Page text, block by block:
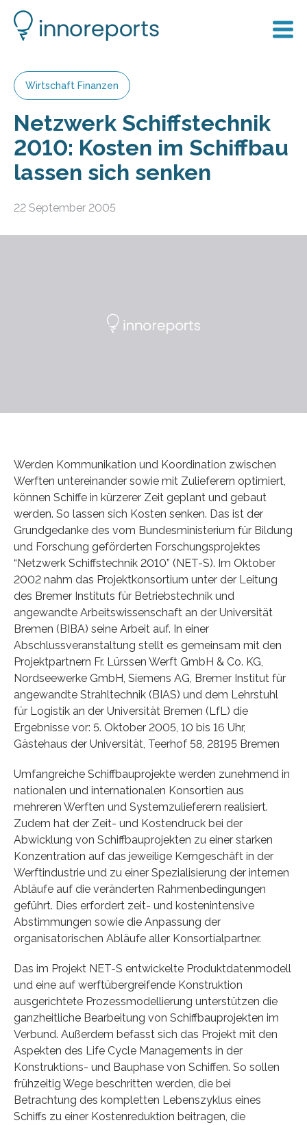
Wirtschaft Finanzen
Netzwerk Schiffstechnik
2010: Kosten im Schiffbau
lassen sich senken
22 September 2005
Werden Kommunikation und Koordination zwischen
Werften untereinander sowie mit Zulieferern optimiert,
können Schiffe in kürzerer Zeit geplant und gebaut
werden. So lassen sich Kosten senken. Das ist der
Grundgedanke des vom Bundesministerium für Bildung
und Forschung geförderten Forschungsprojektes
“Netzwerk Schiffstechnik 2010” (NET-S). Im Oktober
2002 nahm das Projektkonsortium unter der Leitung
des Bremer Instituts für Betriebstechnik und
angewandte Arbeitswissenschaft an der Universität
Bremen (BIBA) seine Arbeit auf. In einer
Abschlussveranstaltung stellt es gemeinsam mit den
Projektpartnern Fr. Lürssen Werft GmbH & Co. KG,
Nordseewerke GmbH, Siemens AG, Bremer Institut für
angewandte Strahltechnik (BIAS) und dem Lehrstuhl
für Logistik an der Universität Bremen (LfL) die
Ergebnisse vor: 5. Oktober 2005, 10 bis 16 Uhr,
Gästehaus der Universität, Teerhof 58, 28195 Bremen
Umfangreiche Schiffbauprojekte werden zunehmend in
nationalen und internationalen Konsortien aus
mehreren Werften und Systemzulieferern realisiert.
Zudem hat der Zeit- und Kostendruck bei der
Abwicklung von Schiffbauprojekten zu einer starken
Konzentration auf das jeweilige Kerngeschäft in der
Werftindustrie und zu einer Spezialisierung der internen
Abläufe auf die veränderten Rahmenbedingungen
geführt. Dies erfordert zeit- und kostenintensive
Abstimmungen sowie die Anpassung der
organisatorischen Abläufe aller Konsortialpartner.
Das im Projekt NET-S entwickelte Produktdatenmodell
und eine auf werftübergreifende Konstruktion
ausgerichtete Prozessmodellierung unterstützen die
ganzheitliche Bearbeitung von Schiffbauprojekten im
Verbund. Außerdem befasst sich das Projekt mit den
Aspekten des Life Cycle Managements in der
Konstruktions- und Bauphase von Schiffen. So sollen
frühzeitig Wege beschritten werden, die bei
Betrachtung des kompletten Lebenszyklus eines
Schiffs zu einer Kostenreduktion beitragen, die